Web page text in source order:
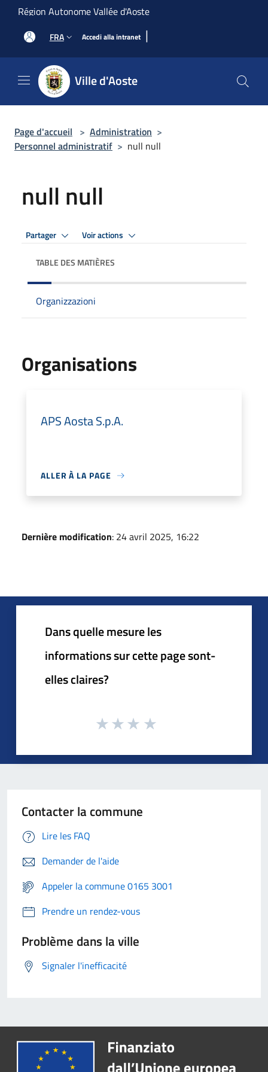
Salta al contenuto principale
Région Autonome Vallée d'Aoste
FRA Accedi alla intranet |
Ville d'Aoste
Page d'accueil > Administration >
Personnel administratif > null null
null null
Partager Voir actions
TABLE DES MATIÈRES
Organizzazioni
Organisations
APS Aosta S.p.A.
ALLER À LA PAGE
Dernière modification: 24 avril 2025, 16:22
Dans quelle mesure les
informations sur cette page sont-
elles claires?
Contacter la commune
Lire les FAQ
Demander de l'aide
Appeler la commune 0165 3001
Prendre un rendez-vous
Problème dans la ville
Signaler l'inefficacité